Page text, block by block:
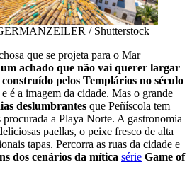
/ Shutterstock
que se projeta para o Mar
um achado que não vai querer largar
pelos Templários no século
e é a imagem da cidade. Mas o grande
deslumbrantes que Peñíscola tem
procurada a Playa Norte. A gastronomia
paellas, o peixe fresco de alta
tapas. Percorra as ruas da cidade e
dos cenários da mítica série Game of